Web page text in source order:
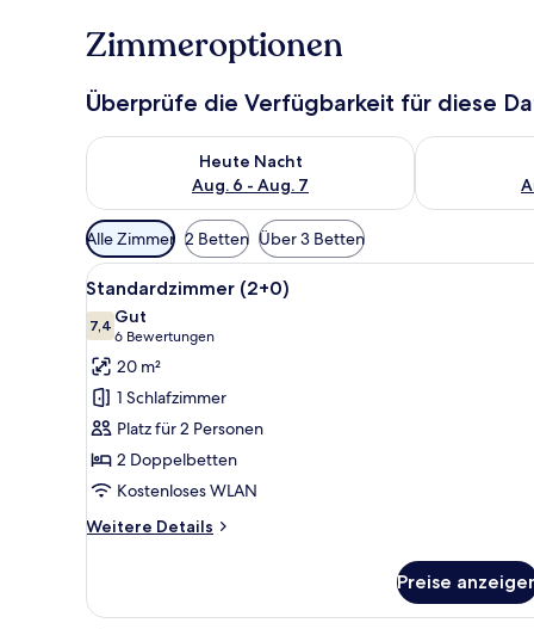
Zimmeroptionen
Überprüfe die Verfügbarkeit für diese
Heute Nacht
Aug. 6 - Aug. 7
Überprüfe die Verfügbarkeit für heute Nacht, Aug. 6
Überprüfe
Verfügbare
Filter
für
Zimmer
Alle Zimmer 2 Betten Über 3 Betten
Alle
Fotos
für
Standardzimmer
(2+0)
anzeigen
Ein Hotelzimmer mit einem
2
Standardzimmer (2+0)
7,47,4 von 10
Gut
6 Bewertungen
(6
Bewertungen)
20 m²
1 Schlafzimmer
Platz für 2 Personen
2 Doppelbetten
Kostenloses WLAN
Weitere Details
Weitere
(2+0)
Preise